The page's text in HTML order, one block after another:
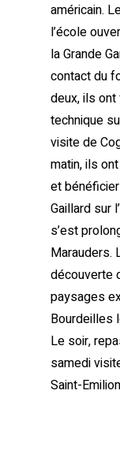
américain.
l’école
la Grande
contact du
deux, ils
technique
visite de
matin, ils
et
Gaillard sur
s’est
Marauders.
découverte
paysages
Bourdeilles
Le soir,
samedi
Saint-